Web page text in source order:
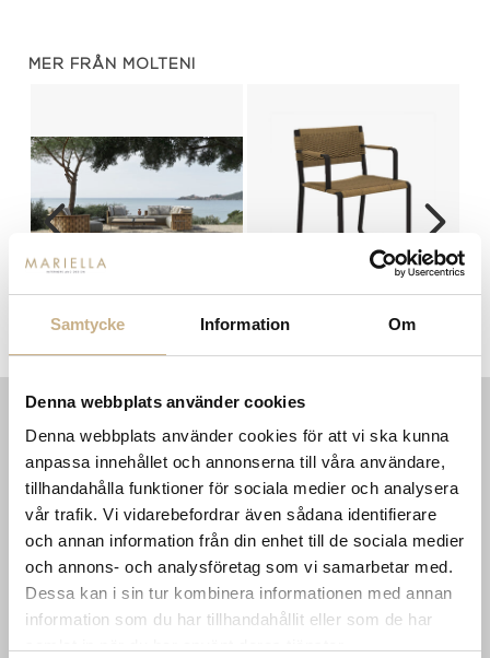
Samtycke Information Om
Denna webbplats använder cookies
Denna webbplats använder cookies för att vi ska kunna
anpassa innehållet och annonserna till våra användare,
tillhandahålla funktioner för sociala medier och analysera
vår trafik. Vi vidarebefordrar även sådana identifierare
och annan information från din enhet till de sociala medier
och annons- och analysföretag som vi samarbetar med.
Dessa kan i sin tur kombinera informationen med annan
information som du har tillhandahållit eller som de har
MER FRÅN MOLTENI
INFORMATION
Om oss
Karriär
Hållbarhet
Kontakta oss
Sommarstängt
KONTAKT
LILLA BROGATAN 9
503 30 BORÅS
info@mariellastore.se
Mån: 12-18